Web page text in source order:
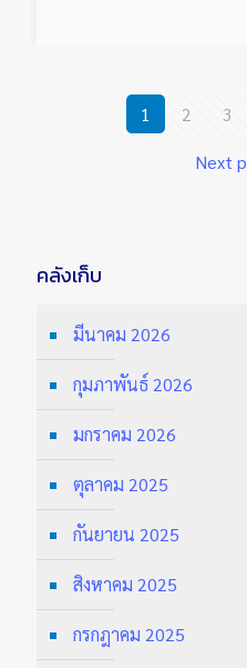
1 2 3
Next
คลังเก็บ
มีนาคม 2026
กุมภาพันธ์ 2026
มกราคม 2026
ตุลาคม 2025
กันยายน 2025
สิงหาคม 2025
กรกฎาคม 2025